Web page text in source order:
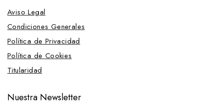
Dar cuerda
Montar
Inglesas
Doble rienda
Una rienda
Portuguesas
Aviso Legal
Condiciones Generales
Política de Privacidad
Política de Cookies
Titularidad
Nuestra Newsletter